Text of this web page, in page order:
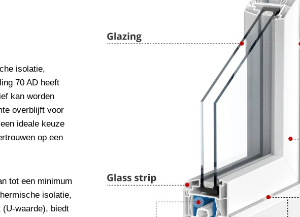
isolatie,
70 AD heeft
kan worden
overblijft voor
ideale keuze
op een
tot een minimum
isolatie,
waarde), biedt